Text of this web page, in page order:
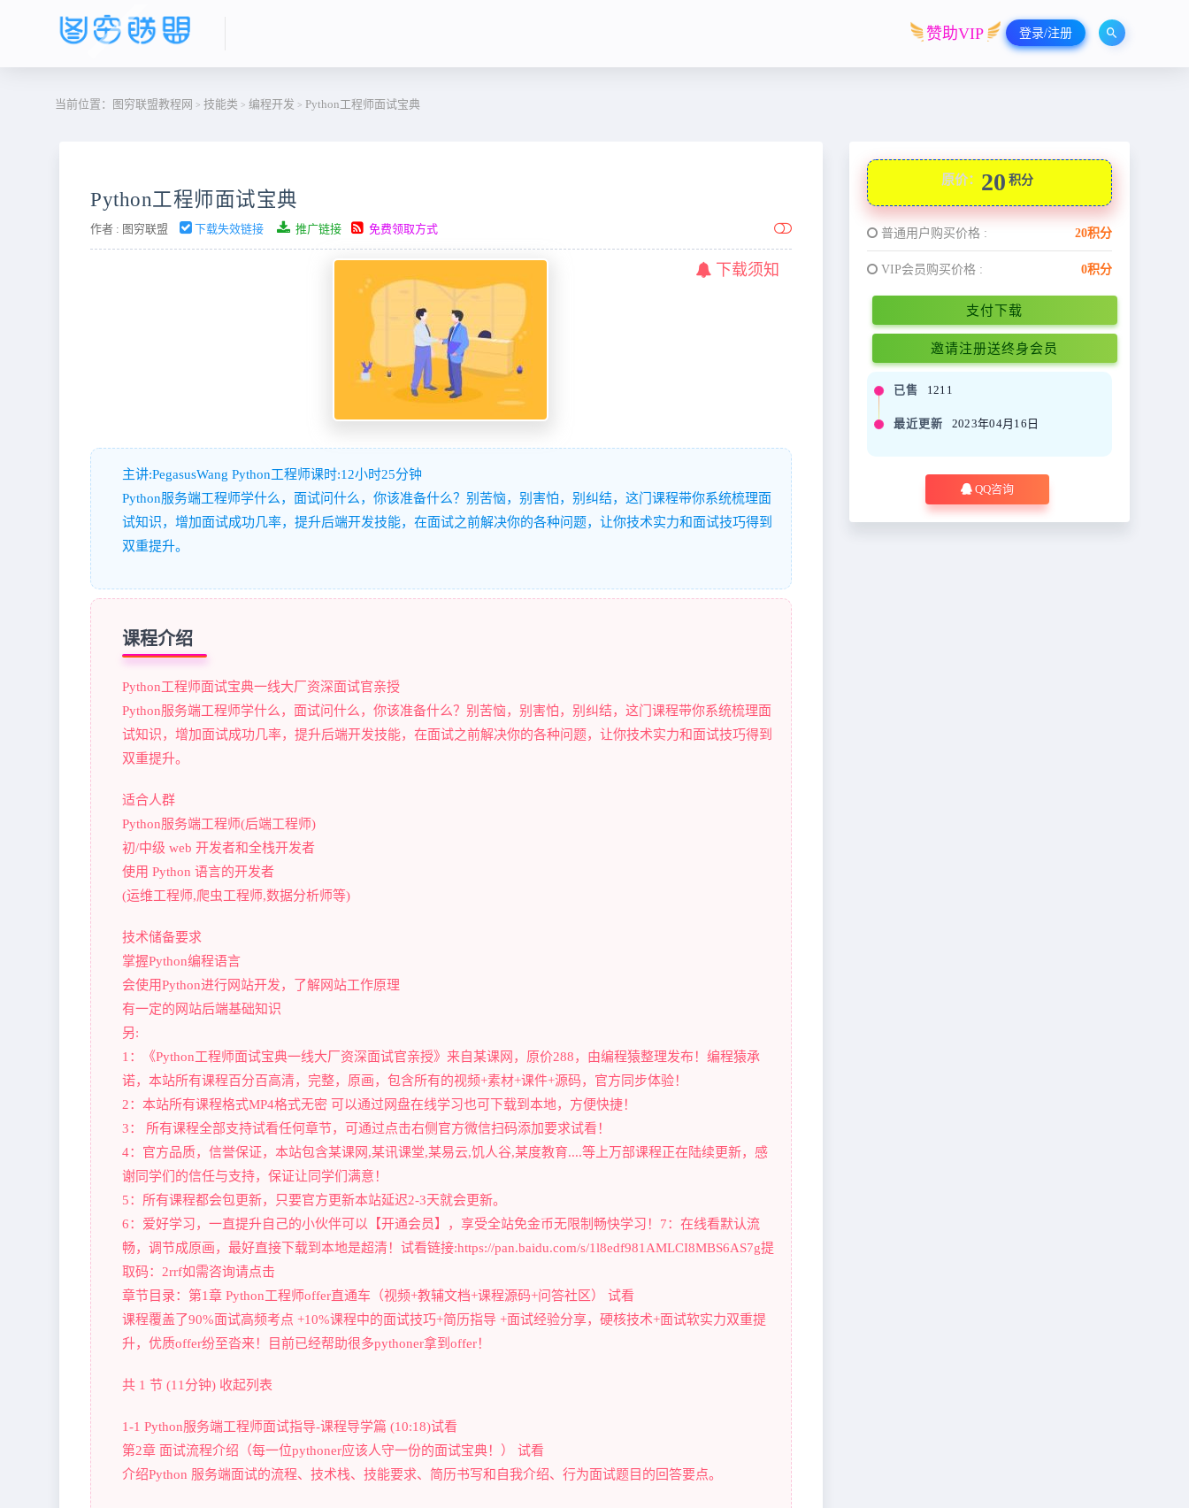
赞助VIP 登录/注册
当前位置： 图穷联盟教程网 > 技能类 > 编程开发 > Python工程师面试宝典
Python工程师面试宝典
作者 : 图穷联盟 下载失效链接 推广链接
下载须知
免费领取方式
主讲:PegasusWang Python工程师课时:12小时25分钟
Python服务端工程师学什么，面试问什么，你该准备什么？别苦恼，别害怕，别纠结，这门课程带你系统梳理面
试知识，增加面试成功几率，提升后端开发技能，在面试之前解决你的各种问题，让你技术实力和面试技巧得到
双重提升。
课程介绍
Python工程师面试宝典一线大厂资深面试官亲授
Python服务端工程师学什么，面试问什么，你该准备什么？别苦恼，别害怕，别纠结，这门课程带你系统梳理面
试知识，增加面试成功几率，提升后端开发技能，在面试之前解决你的各种问题，让你技术实力和面试技巧得到
双重提升。
适合人群
Python服务端工程师(后端工程师)
初/中级 web 开发者和全栈开发者
使用 Python 语言的开发者
(运维工程师,爬虫工程师,数据分析师等)
技术储备要求
掌握Python编程语言
会使用Python进行网站开发，了解网站工作原理
有一定的网站后端基础知识
另:
1：《Python工程师面试宝典一线大厂资深面试官亲授》来自某课网，原价288，由编程猿整理发布！编程猿承
诺，本站所有课程百分百高清，完整，原画，包含所有的视频+素材+课件+源码，官方同步体验！
2：本站所有课程格式MP4格式无密 可以通过网盘在线学习也可下载到本地，方便快捷！
3： 所有课程全部支持试看任何章节，可通过点击右侧官方微信扫码添加要求试看！
4：官方品质，信誉保证，本站包含某课网,某讯课堂,某易云,饥人谷,某度教育....等上万部课程正在陆续更新，感
谢同学们的信任与支持，保证让同学们满意！
5：所有课程都会包更新，只要官方更新本站延迟2-3天就会更新。
6：爱好学习，一直提升自己的小伙伴可以【开通会员】，享受全站免金币无限制畅快学习！7：在线看默认流
畅，调节成原画，最好直接下载到本地是超清！试看链接:https://pan.baidu.com/s/1l8edf981AMLCI8MBS6AS7g提
取码：2rrf如需咨询请点击
章节目录：第1章 Python工程师offer直通车（视频+教辅文档+课程源码+问答社区） 试看
课程覆盖了90%面试高频考点 +10%课程中的面试技巧+简历指导 +面试经验分享，硬核技术+面试软实力双重提
升，优质offer纷至沓来！目前已经帮助很多pythoner拿到offer！
共 1 节 (11分钟) 收起列表
1-1 Python服务端工程师面试指导-课程导学篇 (10:18)试看
第2章 面试流程介绍（每一位pythoner应该人守一份的面试宝典！） 试看
介绍Python 服务端面试的流程、技术栈、技能要求、简历书写和自我介绍、行为面试题目的回答要点。
原价： 20 积分
普通用户购买价格 : 20积分
VIP会员购买价格 : 0积分
支付下载
邀请注册送终身会员
已售 1211
最近更新 2023年04月16日
QQ咨询